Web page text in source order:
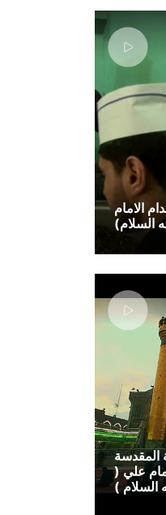
الامام
السلام)
المقدسة
علي (
السلام )